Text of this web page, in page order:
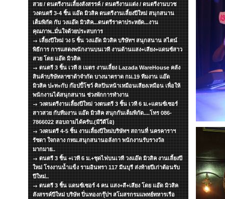
สวย / ดนตรีงานเลี้ยงสังสรรค์ / ดนตรีงานแต่ง / ดนตรีงานบวช
วงดนตรี 3-4 ชิ้น แอ๊ด มิวสิค ดนตรีงานเลี้ยงปีใหม่ สนุกสนาน
เต็มพิกัด กับ วงแอ๊ด มิวสิค...ดนตรีราคาประหยัด...งาน
คุณภาพ..มั่นใจด้วยประสบการ
เลี้ยงปีใหม่ วง 5 ชิ้น วงแอ๊ด มิวสิค บริษัทฯ สนุกสนาน สไตน์
พิธีการ การแสดงพนักงานบนเวที งานด้านแสง+เสียง+แดนซ์สาว
สวย โดย แอ๊ด มิวสิค
ดนตรี 3 ชิ้น เวที 8 เมตร งานเลี้ยง Lazada WareHouse คลัง
สินค้าบริษัทลาซาด้าจำกัด บางนาตราด กม.19 ทีมงาน แอ๊ด
มิวสิค ปะทะกับ ก๊อปปี้โชว์ ศิลปินหน้าเหมือนเสียงเหมือน เพื่อให้
พนักงานได้สนุกสนาน ช่วงพักการทำงาน
วงดนตรีงานเลี้ยงปีใหม่ วงดนตรี 3 ชิ้น เวที 6 ม.+แดนซ์เซอร์
สาวสวย กับทีมงาน แอ๊ด มิวสิค สนุกกันเต็มพิกัด....โทร 086-
7866022 สอบถามได้ครับ.(มีวีดีโอ)
วงดนตรี 4-5 ชิ้น งานเลี้ยงปีใหม่บริษัทฯ สถานที่ นครคาราฯ
รัชดา ใจกลาง กทม.สนุกสนานอลังกา พนักงานรับรางวัล
มากมาย..
ดนตรี 3 ชิ้น +เวที 6 ม.+ชุดไฟบนเวที วงแอ๊ด มิวสิค งานเลี้ยงปี
ใหม่ โรงงานน้ำแข็ง รามอินทรา 117 มีนบุรี ส่งท้ายปีเก่าต้อนรับ
ปีใหม่..
ดนตรี 3 ชิ้น แดนซ์เซอร์ 4 คน แสง+สี+เสียง โดย แอ๊ด มิวสิค
สังสรรค์ปีใหม่ บริษัท ปิ่นทองกรุ๊ปฯ สโมสรกรมแพทย์ทหารเรือ